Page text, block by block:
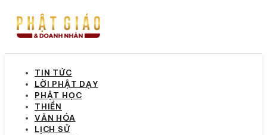
TIN TỨC
LỜI PHẬT DẠY
PHẬT HỌC
THIỀN
VĂN HÓA
LỊCH SỬ